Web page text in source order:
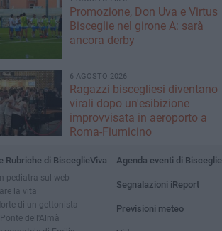
Promozione, Don Uva e Virtus
Bisceglie nel girone A: sarà
ancora derby
6 AGOSTO 2026
Ragazzi biscegliesi diventano
virali dopo un'esibizione
improvvisata in aeroporto a
Roma-Fiumicino
Rubriche di BisceglieViva
pediatra sul web
la vita
di un gettonista
dell'Almà
Agenda eventi di Bisceglie
Segnalazioni iReport
Previsioni meteo